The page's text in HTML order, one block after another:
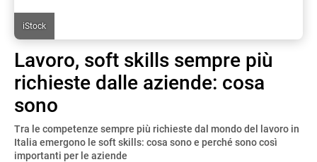
iStock
Lavoro, soft skills sempre più
richieste dalle aziende: cosa
sono
Tra le competenze sempre più richieste dal mondo del lavoro in
Italia emergono le soft skills: cosa sono e perché sono così
importanti per le aziende